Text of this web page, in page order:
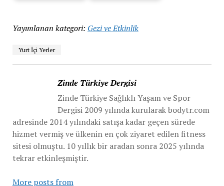
Yayımlanan kategori: Gezi ve Etkinlik
Yurt İçi Yerler
Zinde Türkiye Dergisi
Zinde Türkiye Sağlıklı Yaşam ve Spor
Dergisi 2009 yılında kurularak bodytr.com
adresinde 2014 yılındaki satışa kadar geçen sürede
hizmet vermiş ve ülkenin en çok ziyaret edilen fitness
sitesi olmuştu. 10 yıllık bir aradan sonra 2025 yılında
tekrar etkinleşmiştir.
More posts from